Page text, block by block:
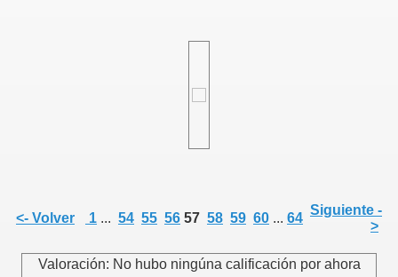
<- Volver 1 ... 54 55 56 57 58 59 60 ... 64
Siguiente -
>
Valoración: No hubo ningúna calificación por ahora